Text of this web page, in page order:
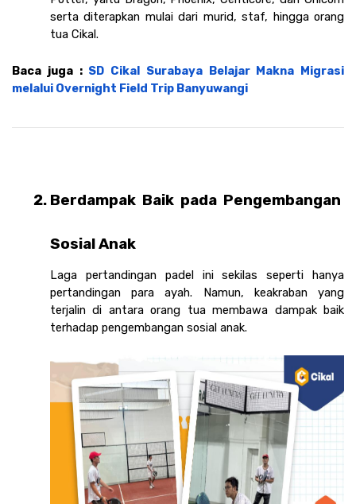
serta diterapkan mulai dari murid, staf, hingga orang
tua Cikal.
Baca juga : SD Cikal Surabaya Belajar Makna Migrasi
melalui Overnight Field Trip Banyuwangi
Berdampak Baik pada Pengembangan
Sosial Anak
Laga pertandingan padel ini sekilas seperti hanya
pertandingan para ayah. Namun, keakraban yang
terjalin di antara orang tua membawa dampak baik
terhadap pengembangan sosial anak.